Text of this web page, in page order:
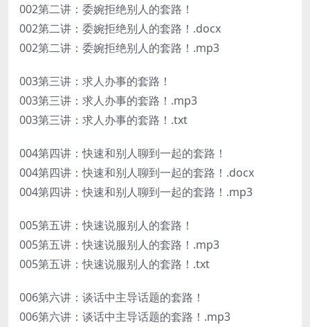
002第二讲：委婉拒绝别人的套路！
002第二讲：委婉拒绝别人的套路！.docx
002第二讲：委婉拒绝别人的套路！.mp3
003第三讲：求人办事的套路！
003第三讲：求人办事的套路！.mp3
003第三讲：求人办事的套路！.txt
004第四讲：快速和别人聊到一起的套路！
004第四讲：快速和别人聊到一起的套路！.docx
004第四讲：快速和别人聊到一起的套路！.mp3
005第五讲：快速说服别人的套路！
005第五讲：快速说服别人的套路！.mp3
005第五讲：快速说服别人的套路！.txt
006第六讲：谈话中主导话题的套路！
006第六讲：谈话中主导话题的套路！.mp3